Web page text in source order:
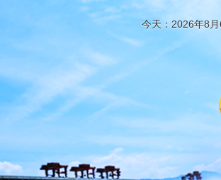
今天：2026年8